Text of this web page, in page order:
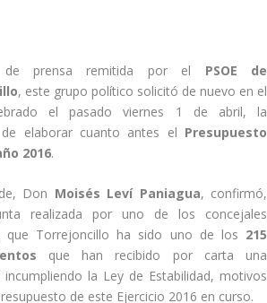
prensa remitida por el PSOE de
, este grupo político solicitó de nuevo en el
el pasado viernes 1 de abril, la
de elaborar cuanto antes el Presupuesto
2016.
Don Moisés Leví Paniagua, confirmó,
realizada por uno de los concejales
que Torrejoncillo ha sido uno de los 215
que han recibido por carta una
la Ley de Estabilidad, motivos
de este Ejercicio 2016 en curso.